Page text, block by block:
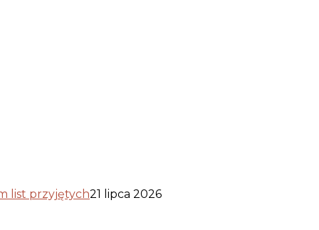
list przyjętych21 lipca 2026